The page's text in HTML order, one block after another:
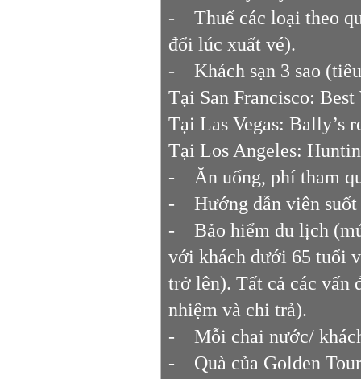
- Thuế các loại theo
đổi lúc xuất vé).
- Khách sạn 3 sao
Tại San Francisco:
Tại Las Vegas: Bally’s
Tại Los Angeles:
- Ăn uống, phí tham
- Hướng dẫn viên suốt
- Bảo hiểm du lịch
với khách dưới 65 tuổi
trở lên). Tất cả các vấn
nhiệm và chi trả).
- Mỗi chai nước/
- Quà của Golden